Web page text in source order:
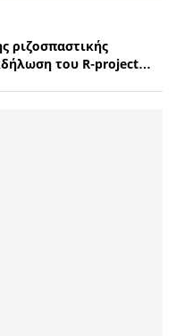
ριζοσπαστικής
του R-project…